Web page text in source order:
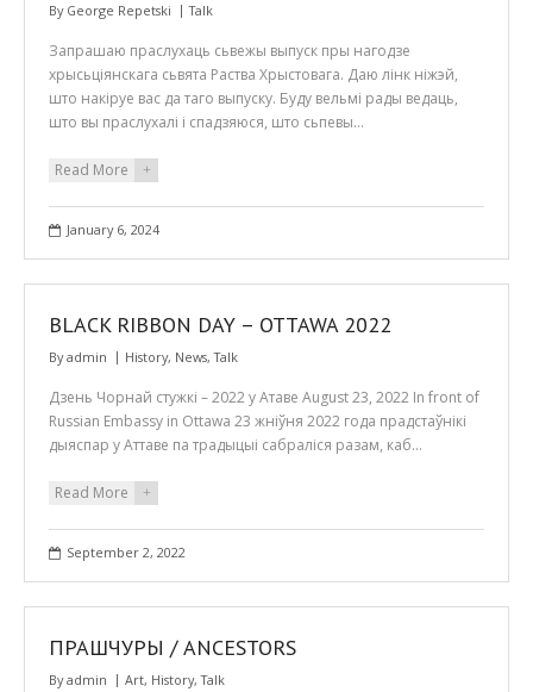
By George Repetski Talk
Запрашаю праслухаць сьвежы выпуск пры нагодзе
хрысьціянскага сьвята Раства Хрыстовага. Даю лінк ніжэй,
што накіруе вас да таго выпуску. Буду вельмі рады ведаць,
што вы праслухалі і спадзяюся, што сьпевы…
Read More +
January 6, 2024
BLACK RIBBON DAY – OTTAWA 2022
Byadmin History, News,Talk
Дзень Чорнай стужкі – 2022 у Атаве August 23, 2022 In front of
Russian Embassy in Ottawa 23 жніўня 2022 года прадстаўнікі
дыяспар у Аттаве па традыцыі сабраліся разам, каб…
Read More +
September 2, 2022
ПРАШЧУРЫ / ANCESTORS
Byadmin Art, History,Talk